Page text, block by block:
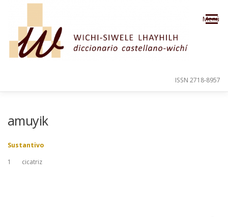
Saltar al contenido
Menú
ORDEN ALFABÉTICO
ISSN 2718-8957
amuyik
Sustantivo
1
cicatriz